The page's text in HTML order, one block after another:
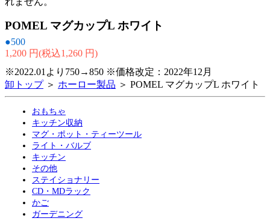
POMEL マグカップL ホワイト
●500
1,200 円(税込1,260 円)
※2022.01より750→850 ※価格改定：2022年12月
卸トップ＞ ホーロー製品 ＞ POMEL マグカップL ホワイト
おもちゃ
キッチン収納
マグ・ポット・ティーツール
ライト・バルブ
キッチン
その他
ステイショナリー
CD・MDラック
かご
ガーデニング